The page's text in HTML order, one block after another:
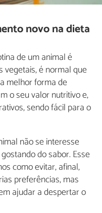
novo na dieta
de um animal é
vegetais, é normal que
melhor forma de
o seu valor nutritivo e,
sendo fácil para o
não se interesse
do sabor. Esse
como evitar, afinal,
preferências, mas
ajudar a despertar o